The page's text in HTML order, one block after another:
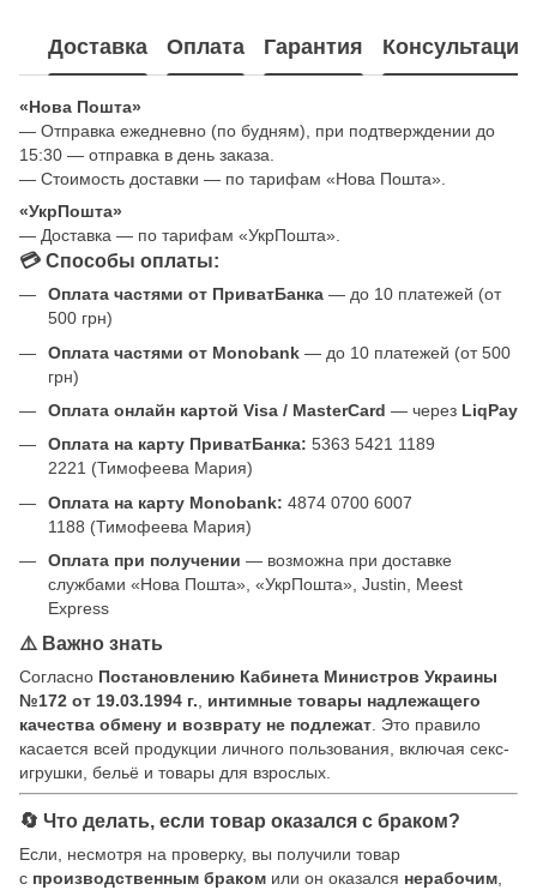
Доставка Оплата Гарантия Консультация
«Нова Пошта»
— Отправка ежедневно (по будням), при подтверждении до
15:30 — отправка в день заказа.
— Стоимость доставки — по тарифам «Нова Пошта».
«УкрПошта»
— Доставка — по тарифам «УкрПошта».
💳 Способы оплаты:
Оплата частями от ПриватБанка — до 10 платежей (от
500 грн)
Оплата частями от Monobank — до 10 платежей (от 500
грн)
Оплата онлайн картой Visa / MasterCard — через LiqPay
Оплата на карту ПриватБанка: 5363 5421 1189
2221 (Тимофеева Мария)
Оплата на карту Monobank: 4874 0700 6007
1188 (Тимофеева Мария)
Оплата при получении — возможна при доставке
службами «Нова Пошта», «УкрПошта», Justin, Meest
Express
⚠️ Важно знать
Согласно Постановлению Кабинета Министров Украины
№172 от 19.03.1994 г., интимные товары надлежащего
качества обмену и возврату не подлежат. Это правило
касается всей продукции личного пользования, включая секс-
игрушки, бельё и товары для взрослых.
🔄 Что делать, если товар оказался с браком?
Если, несмотря на проверку, вы получили товар
с производственным браком или он оказался нерабочим,